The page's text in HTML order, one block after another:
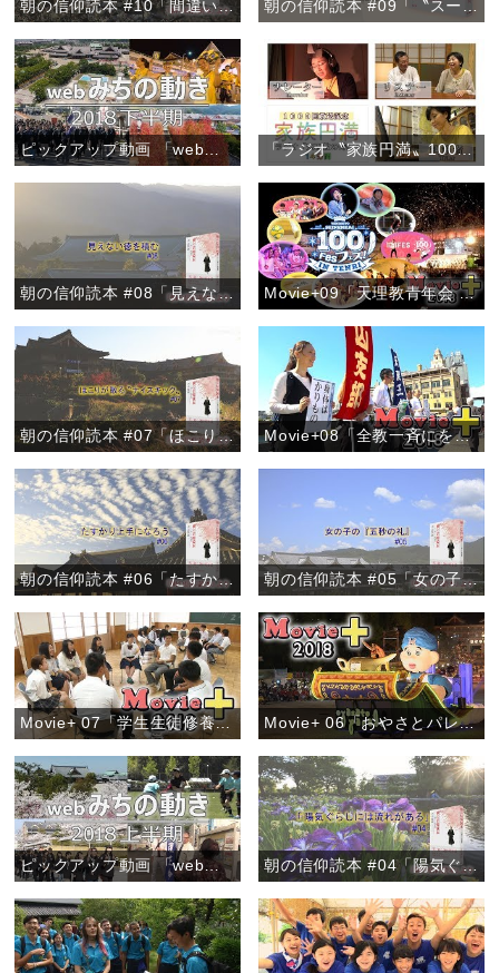
朝の信仰読本 #10「間違い電話を喜ぶ心」 朝の信仰読本 #09「〝スーちゃん〟から学んだおたすけの心」
ピックアップ動画 「webみちの動き 2018下半期」 「ラジオ〝家族円満〟1000回放送記念『朝、新たな出会いを』」
朝の信仰読本 #08「見えない徳を積む」 Movie+09「天理教青年会 100フェス！」
朝の信仰読本 #07「ほこりが散る〝ナイスキック〟」 Movie+08「全教一斉にをいがけデー2018」
朝の信仰読本 #06「たすかり上手になろう」 朝の信仰読本 #05「女の子の『五秒の礼』」
Movie+ 07「学生生徒修養会 高校の部」 Movie+ 06「おやさとパレード～きらびやかなフロート～」
ピックアップ動画 「webみちの動き 2018上半期」 朝の信仰読本 #04「陽気ぐらしには流れがある」